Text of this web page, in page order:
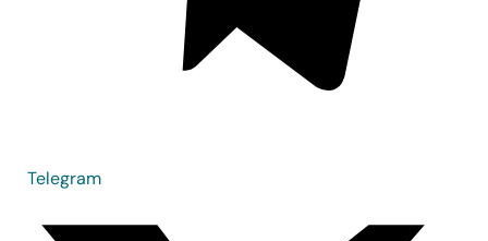
Telegram